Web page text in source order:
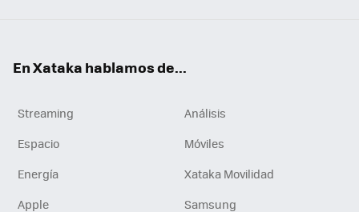
En Xataka hablamos de...
Streaming
Análisis
Espacio
Móviles
Energía
Xataka Movilidad
Apple
Samsung